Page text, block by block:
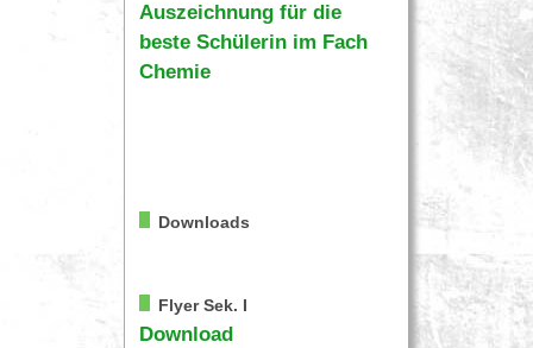
Auszeichnung für die
beste Schülerin im Fach
Chemie
Downloads
Flyer Sek. I
Download